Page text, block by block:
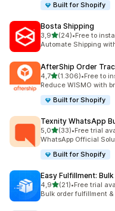
Built for Shopify
Bosta Shipping
3,9stelle su 5
(24)
24 recensioni totali
•Free to
Automate Shipping
AfterShip Order
4,7stelle su 5
(1.306)
1306 recensioni totali
•Free to
Reduce WISMO with
Built for Shopify
Texnity WhatsApp
5,0stelle su 5
(33)
33 recensioni totali
•Free trial
WhatsApp Official
Built for Shopify
Easy Fulfillment:
4,9stelle su 5
(21)
21 recensioni totali
•Free trial
Bulk order fulfillment